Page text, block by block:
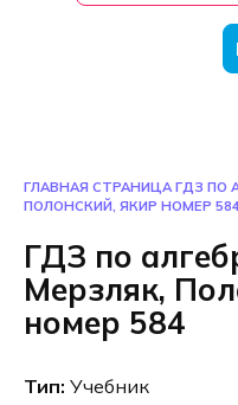
ГЛАВНАЯ СТРАНИЦА ГДЗ ПО
ПОЛОНСКИЙ, ЯКИР НОМЕР
ГДЗ по
Мерзляк,
номер 584
Тип: Учебник